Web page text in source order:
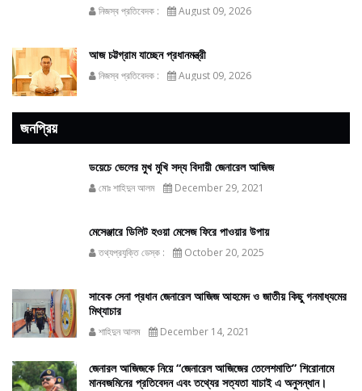
নিজস্ব প্রতিবেদক : August 09, 2026
আজ চট্টগ্রাম যাচ্ছেন প্রধানমন্ত্রী
নিজস্ব প্রতিবেদক : August 09, 2026
জনপ্রিয়
ডয়েচে ভেলের মুখ মুখি সদ্য বিদায়ী জেনারেল আজিজ
মোঃ শাহিদুন আলম December 29, 2021
মেসেঞ্জারে ডিলিট হওয়া মেসেজ ফিরে পাওয়ার উপায়
তথ্যপ্রযুক্তি ডেস্ক : October 20, 2025
সাবেক সেনা প্রধান জেনারেল আজিজ আহমেদ ও জাতীয় কিছু গনমাধ্যমের
মিথ্যাচার
শাহিদুন আলম December 14, 2021
জেনারল আজিজকে নিয়ে “জেনারেল আজিজের তেলেশমাতি” শিরোনামে
মানবজমিনের প্রতিবেদন এবং তথ্যের সত্যতা যাচাই এ অনুসন্ধান।